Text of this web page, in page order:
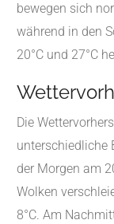
bewegen sich
während in den
20°C und 27°C
Die
unterschiedliche
der Morgen am
Wolken
8°C. Am